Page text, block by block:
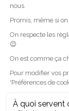
Linkedin
Facebook
Youtube